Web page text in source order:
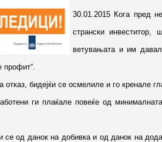
30.01.2015 Кога пред
странски инвеститор,
ветувањата и им
профит“.
бидејќи се осмелиле и го кренале
ги плаќале повеќе од
од данок на добивка и од данок на